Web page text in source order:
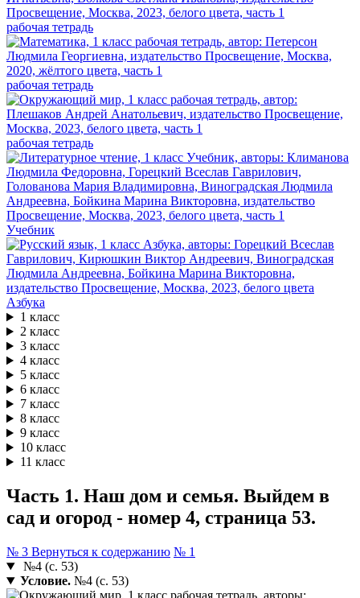
рабочая тетрадь
рабочая тетрадь
рабочая тетрадь
Учебник
Азбука
1 класс
2 класс
3 класс
4 класс
5 класс
6 класс
7 класс
8 класс
9 класс
10 класс
11 класс
Часть 1. Наш дом и семья. Выйдем в
сад и огород - номер 4, страница 53.
№ 3 Вернуться к содержанию № 1
№4 (с. 53)
Условие.№4 (с. 53)